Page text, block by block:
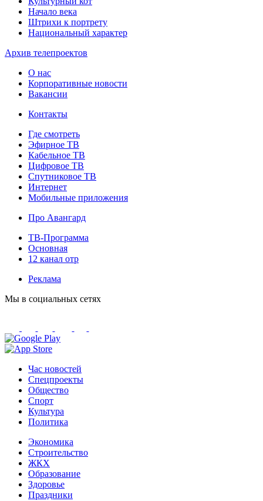
Начало века
Штрихи к портрету
Национальный характер
Архив телепроектов
О нас
Корпоративные новости
Вакансии
Контакты
Где смотреть
Эфирное ТВ
Кабельное ТВ
Цифровое ТВ
Спутниковое ТВ
Интернет
Мобильные приложения
Про Авангард
ТВ-Программа
Основная
12 канал отр
Реклама
Мы в социальных сетях
Час новостей
Спецпроекты
Общество
Спорт
Культура
Политика
Экономика
Строительство
ЖКХ
Образование
Здоровье
Праздники